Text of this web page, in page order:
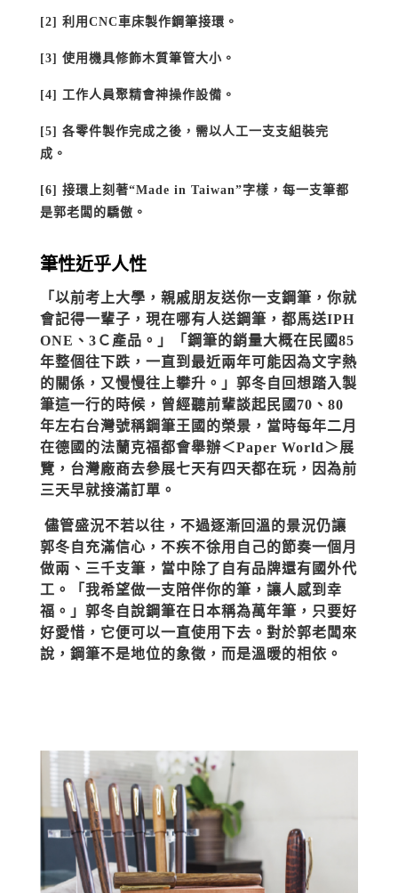
[2] 利用CNC車床製作鋼筆接環。
[3] 使用機具修飾木質筆管大小。
[4] 工作人員聚精會神操作設備。
[5] 各零件製作完成之後，需以人工一支支組裝完
成。
[6] 接環上刻著“Made in Taiwan”字樣，每一支筆都
是郭老闆的驕傲。
筆性近乎人性
「以前考上大學，親戚朋友送你一支鋼筆，你就
會記得一輩子，現在哪有人送鋼筆，都馬送IPH
ONE、3Ｃ產品。」「鋼筆的銷量大概在民國85
年整個往下跌，一直到最近兩年可能因為文字熱
的關係，又慢慢往上攀升。」郭冬自回想踏入製
筆這一行的時候，曾經聽前輩談起民國70、80
年左右台灣號稱鋼筆王國的榮景，當時每年二月
在德國的法蘭克福都會舉辦＜Paper World＞展
覽，台灣廠商去參展七天有四天都在玩，因為前
三天早就接滿訂單。
儘管盛況不若以往，不過逐漸回溫的景況仍讓
郭冬自充滿信心，不疾不徐用自己的節奏一個月
做兩、三千支筆，當中除了自有品牌還有國外代
工。「我希望做一支陪伴你的筆，讓人感到幸
福。」郭冬自說鋼筆在日本稱為萬年筆，只要好
好愛惜，它便可以一直使用下去。對於郭老闆來
說，鋼筆不是地位的象徵，而是溫暖的相依。